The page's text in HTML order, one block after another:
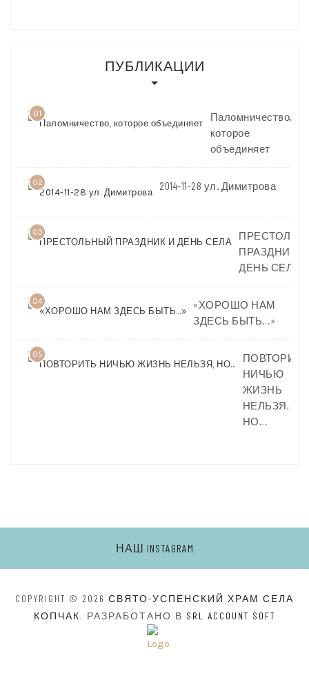
ПУБЛИКАЦИИ
01
Паломничество,
которое
объединяет
02 2014-11-28 ул. Димитрова
03
ПРАЗДНИК И
ДЕНЬ СЕЛА
04
«ХОРОШО НАМ
ЗДЕСЬ БЫТЬ…»
05
ПОВТОРИТЬ
НИЧЬЮ
ЖИЗНЬ
НЕЛЬЗЯ,
НО…
НАШ INSTAGRAM
COPYRIGHT © 2026 СВЯТО-УСПЕНСКИЙ ХРАМ СЕЛА
КОПЧАК. РАЗРАБОТАНО В SRL ACCOUNT SOFT